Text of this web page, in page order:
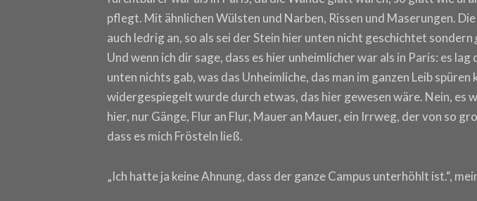
pflegt. Mit ähnlichen Wülsten und Narben, Rissen und Maserungen.
auch ledrig an, so als sei der Stein hier unten nicht geschichtet sondern
Und wenn ich dir sage, dass es hier unheimlicher war als in Paris: es lag
unten nichts gab, was das Unheimliche, das man im ganzen Leib spüren
widergespiegelt wurde durch etwas, das hier gewesen wäre. Nein, es
hier, nur Gänge, Flur an Flur, Mauer an Mauer, ein Irrweg, der von so
dass es mich Frösteln ließ.
„Ich hatte ja keine Ahnung, dass der ganze Campus unterhöhlt ist.“,